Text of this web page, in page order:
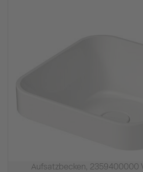
Aufsatzbecken, 2359400000